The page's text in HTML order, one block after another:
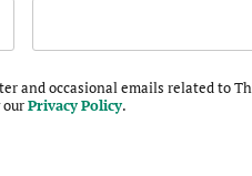
and occasional emails related to
Privacy Policy.